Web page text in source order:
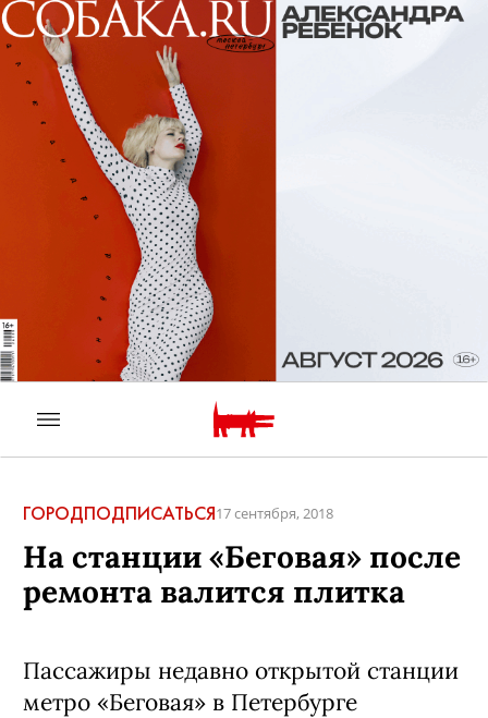
ГОРОДПОДПИСАТЬСЯ17 сентября, 2018
На станции «Беговая» после
ремонта валится плитка
Пассажиры недавно открытой станции
метро «Беговая» в Петербурге